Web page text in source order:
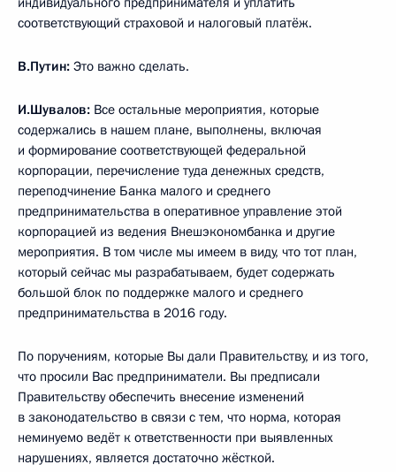
соответствующий страховой и налоговый платёж.
В.Путин: Это важно сделать.
И.Шувалов: Все остальные мероприятия, которые
содержались в нашем плане, выполнены, включая
и формирование соответствующей федеральной
корпорации, перечисление туда денежных средств,
переподчинение Банка малого и среднего
предпринимательства в оперативное управление этой
корпорацией из ведения Внешэкономбанка и другие
мероприятия. В том числе мы имеем в виду, что тот план,
который сейчас мы разрабатываем, будет содержать
большой блок по поддержке малого и среднего
предпринимательства в 2016 году.
По поручениям, которые Вы дали Правительству, и из того,
что просили Вас предприниматели. Вы предписали
Правительству обеспечить внесение изменений
в законодательство в связи с тем, что норма, которая
неминуемо ведёт к ответственности при выявленных
нарушениях, является достаточно жёсткой.